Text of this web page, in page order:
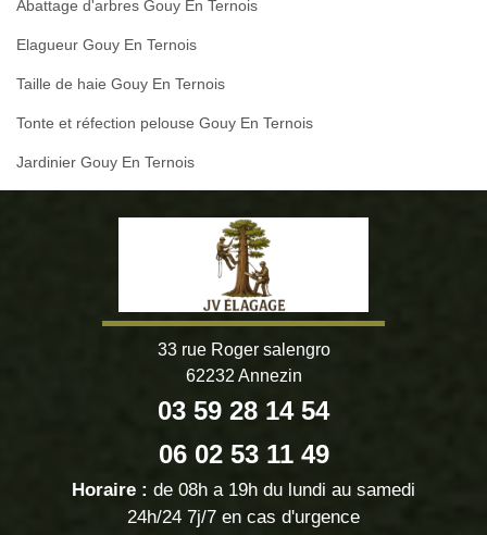
Abattage d'arbres Gouy En Ternois
Elagueur Gouy En Ternois
Taille de haie Gouy En Ternois
Tonte et réfection pelouse Gouy En Ternois
Jardinier Gouy En Ternois
33 rue Roger salengro
62232 Annezin
03 59 28 14 54
06 02 53 11 49
Horaire : de 08h a 19h du lundi au samedi
24h/24 7j/7 en cas d'urgence